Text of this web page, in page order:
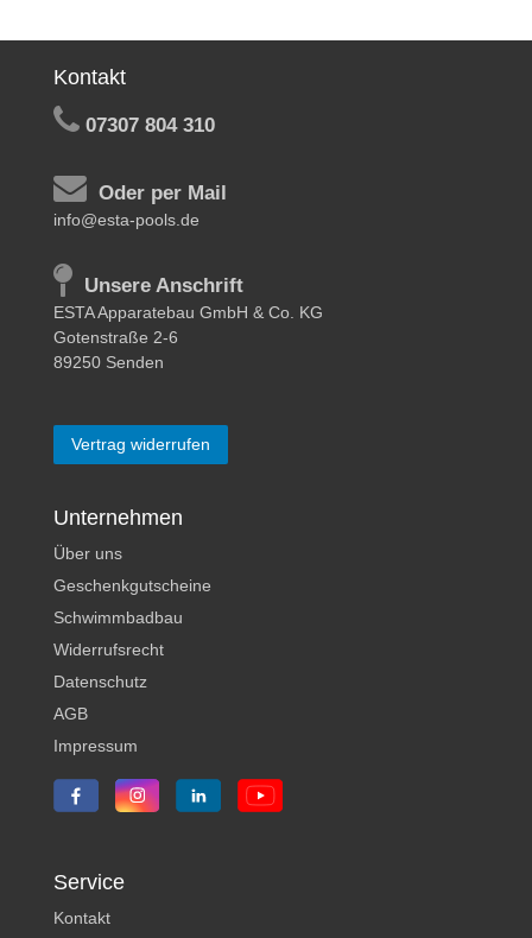
Kontakt
07307 804 310
Oder per Mail
info@esta-pools.de
Unsere Anschrift
ESTA Apparatebau GmbH & Co. KG
Gotenstraße 2-6
89250 Senden
Vertrag widerrufen
Unternehmen
Über uns
Geschenkgutscheine
Schwimmbadbau
Widerrufsrecht
Datenschutz
AGB
Impressum
Service
Kontakt